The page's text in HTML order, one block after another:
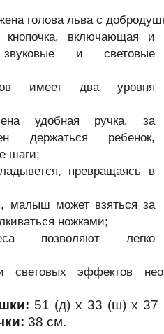
голова льва с
включающая и
и световые
имеет два уровня
удобная ручка, за
держаться ребенок,
шаги;
превращаясь в
малыш может взяться за
ножками;
позволяют легко
световых эффектов
51 (д) x 33 (ш) x
38 см.